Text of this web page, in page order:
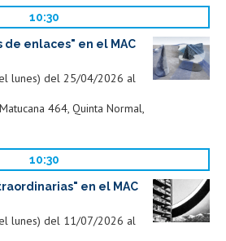
10:30
de enlaces" en el MAC
lunes) del 25/04/2026 al
464, Quinta Normal,
10:30
en el MAC
lunes) del 11/07/2026 al